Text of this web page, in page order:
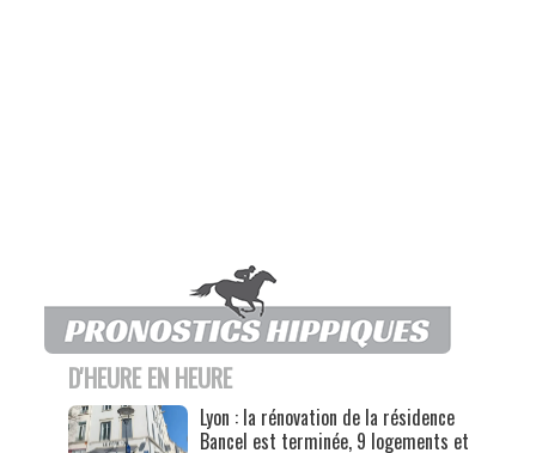
D'HEURE EN HEURE
Lyon : la rénovation de la résidence
Bancel est terminée, 9 logements et